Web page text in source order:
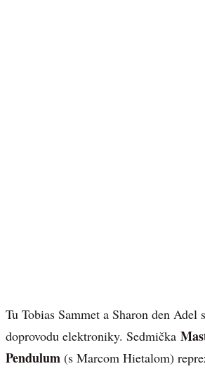
Tu Tobias Sammet a Sharon den Adel
doprovodu elektroniky. Sedmička
Pendulum (s Marcom Hietalom)